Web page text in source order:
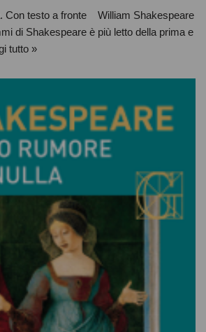
Con testo a fronte William Shakespeare
di Shakespeare è più letto della prima e
tutto »